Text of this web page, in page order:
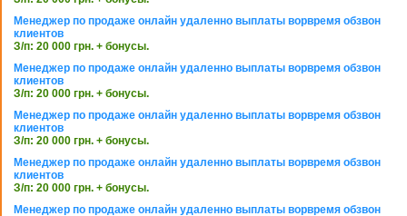
Менеджер по продаже онлайн удаленно выплаты ворвремя обзвон
клиентов
З/п: 20 000 грн. + бонусы.
Менеджер по продаже онлайн удаленно выплаты ворвремя обзвон
клиентов
З/п: 20 000 грн. + бонусы.
Менеджер по продаже онлайн удаленно выплаты ворвремя обзвон
клиентов
З/п: 20 000 грн. + бонусы.
Менеджер по продаже онлайн удаленно выплаты ворвремя обзвон
клиентов
З/п: 20 000 грн. + бонусы.
Менеджер по продаже онлайн удаленно выплаты ворвремя обзвон